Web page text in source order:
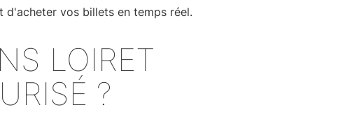
d'acheter vos billets en temps réel.
LOIRET
?